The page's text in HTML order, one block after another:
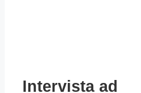
Intervista ad